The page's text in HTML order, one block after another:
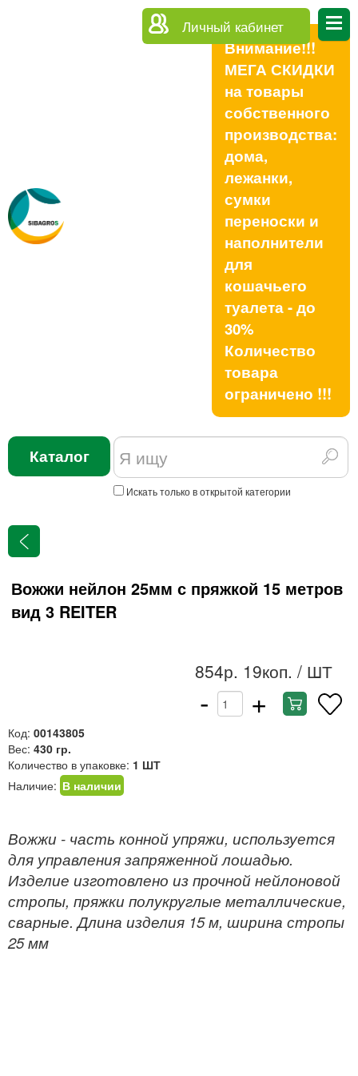
Личный кабинет
Внимание!!!
МЕГА СКИДКИ
на товары
собственного
производства:
дома,
лежанки,
сумки
переноски и
наполнители
для
кошачьего
туалета - до
30%
Количество
товара
ограничено !!!
Каталог
Искать только в открытой категории
Вожжи нейлон 25мм с пряжкой 15 метров
вид 3 REITER
854р. 19коп. / ШТ
- +
Код: 00143805
Вес: 430 гр.
Количество в упаковке: 1 ШТ
Наличие: В наличии
Вожжи - часть конной упряжи, используется
для управления запряженной лошадью.
Изделие изготовлено из прочной нейлоновой
стропы, пряжки полукруглые металлические,
сварные. Длина изделия 15 м, ширина стропы
25 мм